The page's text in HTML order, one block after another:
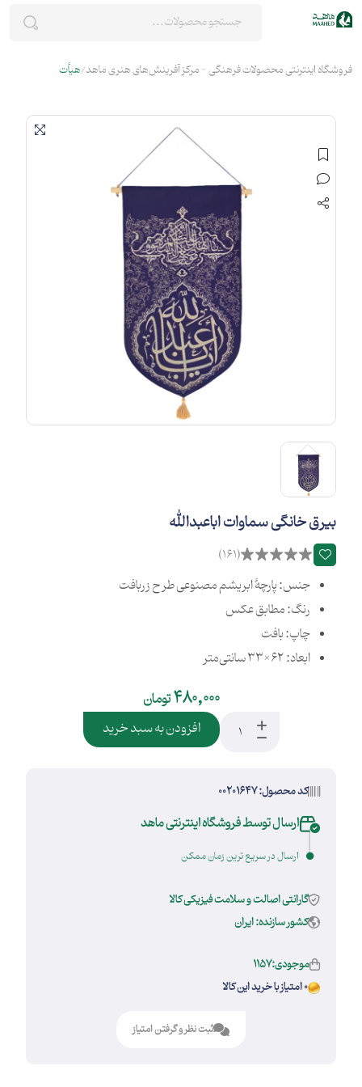
فروشگاه اینترنتی محصولات فرهنگی - مرکز آفرینش‌های هنری ماهد هیأت
بیرق خانگی سماوات اباعبدالله
(161)
جنس: پارچهٔ ابریشم مصنوعی طرح زربافت
رنگ: مطابق عکس
چاپ: بافت
ابعاد: 62×33 سانتی‌متر
480,000تومان
افزودن به سبد خرید
کد محصول: 00201647
ارسال توسط فروشگاه اینترنتی ماهد
ارسال در سریع ترین زمان ممکن
گارانتی اصالت و سلامت فیزیکی کالا
کشور سازنده: ایران
موجودی:1157
0 امتیاز با خرید این کالا
ثبت نظر و گرفتن امتیاز